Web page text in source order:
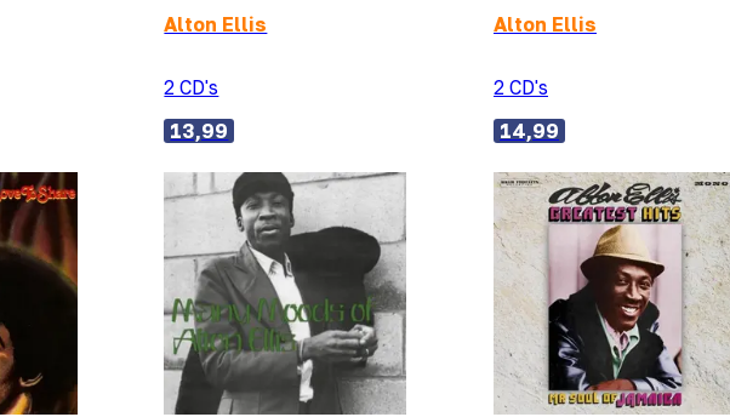
Alton Ellis
2 CD's
13,99
Alton Ellis
2 CD's
14,99